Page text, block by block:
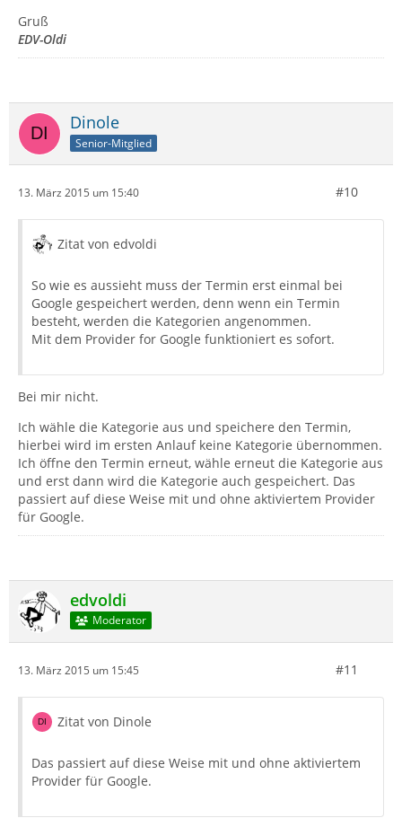
Gruß
EDV-Oldi
Dinole
Senior-Mitglied
13. März 2015 um 15:40 #10
Zitat von edvoldi
So wie es aussieht muss der Termin erst einmal bei
Google gespeichert werden, denn wenn ein Termin
besteht, werden die Kategorien angenommen.
Mit dem Provider for Google funktioniert es sofort.
Bei mir nicht.
Ich wähle die Kategorie aus und speichere den Termin,
hierbei wird im ersten Anlauf keine Kategorie übernommen.
Ich öffne den Termin erneut, wähle erneut die Kategorie aus
und erst dann wird die Kategorie auch gespeichert. Das
passiert auf diese Weise mit und ohne aktiviertem Provider
für Google.
edvoldi
Moderator
13. März 2015 um 15:45 #11
Zitat von Dinole
Das passiert auf diese Weise mit und ohne aktiviertem
Provider für Google.